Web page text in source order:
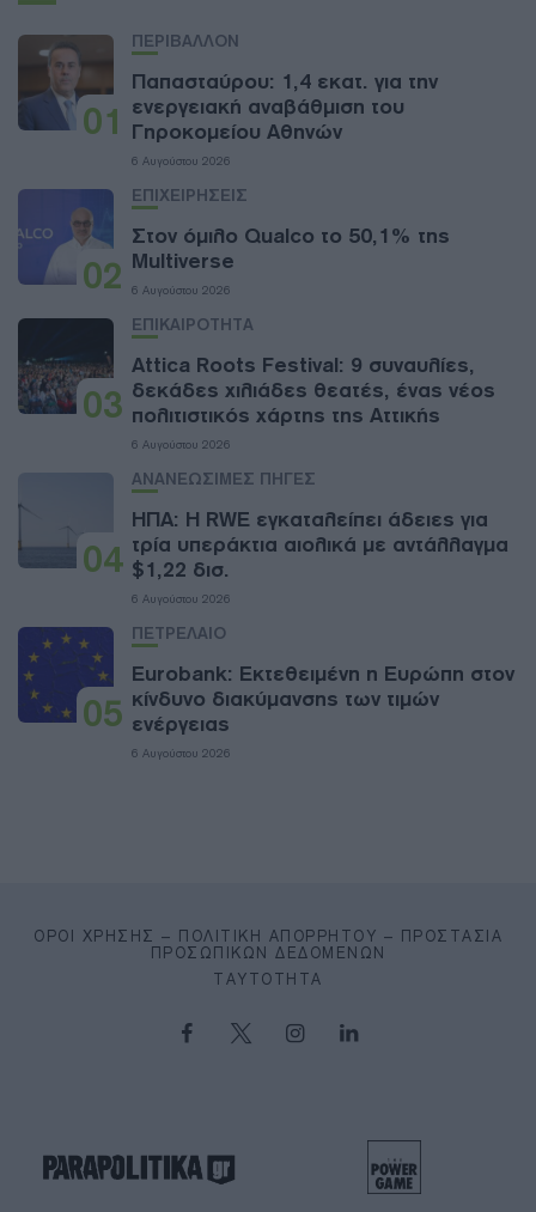
01
ΠΕΡΙΒΑΛΛΟΝ
Παπασταύρου: 1,4 εκατ. για την
ενεργειακή αναβάθμιση του
Γηροκομείου Αθηνών
6 Αυγούστου 2026
02
ΕΠΙΧΕΙΡΗΣΕΙΣ
Στον όμιλο Qualco το 50,1% της
Multiverse
6 Αυγούστου 2026
03
ΕΠΙΚΑΙΡΟΤΗΤΑ
Attica Roots Festival: 9 συναυλίες,
δεκάδες χιλιάδες θεατές, ένας νέος
πολιτιστικός χάρτης της Αττικής
6 Αυγούστου 2026
04
ΑΝΑΝΕΩΣΙΜΕΣ ΠΗΓΕΣ
ΗΠΑ: Η RWE εγκαταλείπει άδειες για
τρία υπεράκτια αιολικά με αντάλλαγμα
$1,22 δισ.
6 Αυγούστου 2026
05
ΠΕΤΡΕΛΑΙΟ
Eurobank: Εκτεθειμένη η Ευρώπη στον
κίνδυνο διακύμανσης των τιμών
ενέργειας
6 Αυγούστου 2026
ΌΡΟΙ ΧΡΉΣΗΣ – ΠΟΛΙΤΙΚΉ ΑΠΟΡΡΉΤΟΥ – ΠΡΟΣΤΑΣΊΑ
ΠΡΟΣΩΠΙΚΏΝ ΔΕΔΟΜΈΝΩΝ
ΤΑΥΤΌΤΗΤΑ